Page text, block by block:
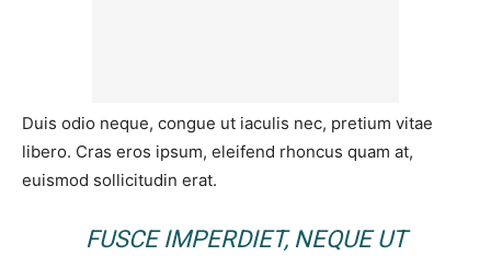
Duis odio neque, congue ut iaculis nec, pretium vitae
libero. Cras eros ipsum, eleifend rhoncus quam at,
euismod sollicitudin erat.
FUSCE IMPERDIET, NEQUE UT